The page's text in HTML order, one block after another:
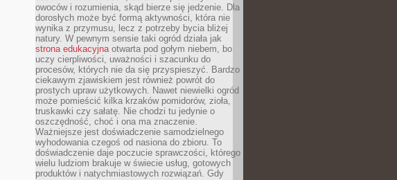
owoców i rozumienia, skąd bierze się jedzenie. Dla
dorosłych może być formą aktywności, która nie
wynika z przymusu, lecz z potrzeby bycia bliżej
natury. W pewnym sensie taki ogród działa jak
strona edukacyjnaotwarta pod gołym niebem, bo
uczy cierpliwości, uważności i szacunku do
procesów, których nie da się przyspieszyć. Bardzo
ciekawym zjawiskiem jest również powrót do
prostych upraw użytkowych. Nawet niewielki ogród
może pomieścić kilka krzaków pomidorów, zioła,
truskawki czy sałatę. Nie chodzi tu jedynie o
oszczędność, choć i ona ma znaczenie.
Ważniejsze jest doświadczenie samodzielnego
wyhodowania czegoś od nasiona do zbioru. To
doświadczenie daje poczucie sprawczości, którego
wielu ludziom brakuje w świecie usług, gotowych
produktów i natychmiastowych rozwiązań. Gdy